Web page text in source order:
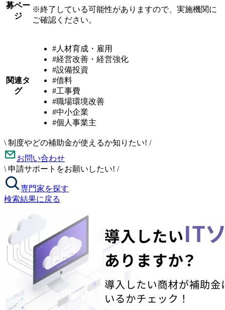
募ペー
ジ
※終了している可能性がありますので、実施機関に
ご確認ください。
関連タ
グ
#人材育成・雇用
#経営改善・経営強化
#設備投資
#借料
#工事費
#職場環境改善
#中小企業
#個人事業主
\ 制度やどの補助金が使えるか知りたい! /
お問い合わせ
\ 申請サポートをお願いしたい! /
専門家を探す
検索結果に戻る